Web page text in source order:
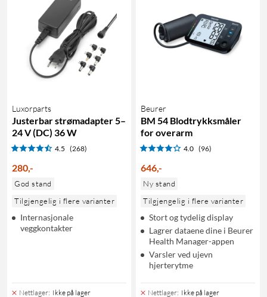
Luxorparts
Justerbar strømadapter 5–
24 V (DC) 36 W
4.5 (268)
280,-
God stand
Tilgjengelig i flere varianter
Internasjonale
veggkontakter
Nettlager: Ikke på lager
Beurer
BM 54 Blodtrykksmåler
for overarm
4.0 (96)
646,-
Ny stand
Tilgjengelig i flere varianter
Stort og tydelig display
Lagrer dataene dine i Beurer
Health Manager-appen
Varsler ved ujevn
hjerterytme
Nettlager: Ikke på lager